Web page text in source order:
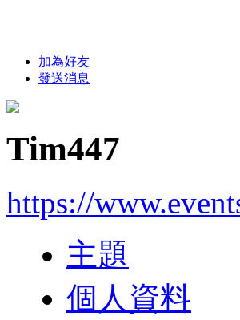
加為好友
發送消息
Tim447
https://
主題
個人資料